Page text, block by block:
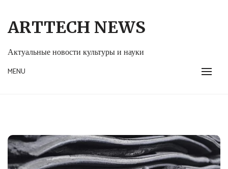
content
ARTTECH NEWS
Актуальные новости культуры и науки
MENU